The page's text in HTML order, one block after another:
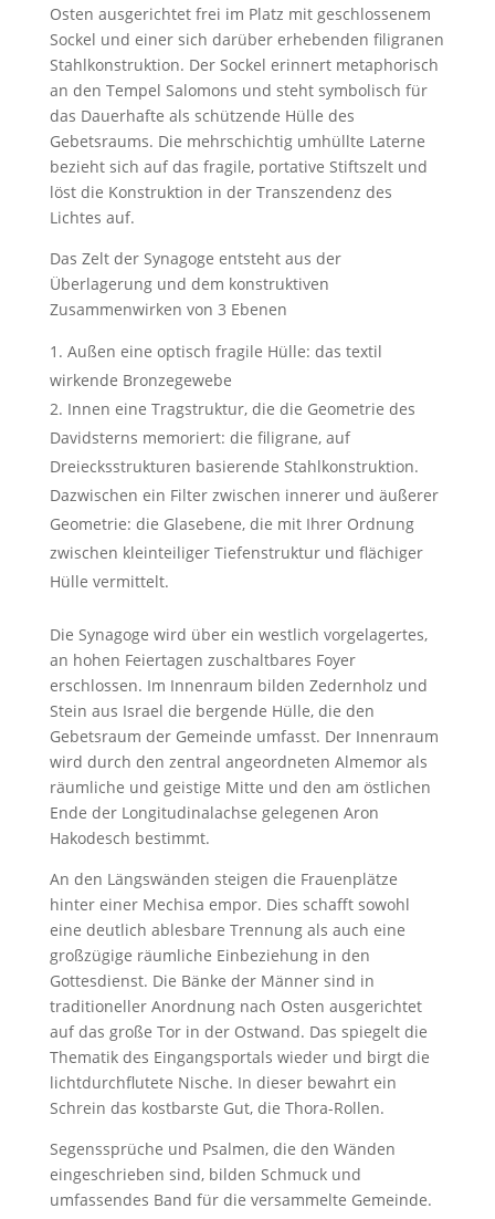
Osten ausgerichtet frei im Platz mit geschlossenem
Sockel und einer sich darüber erhebenden filigranen
Stahlkonstruktion. Der Sockel erinnert metaphorisch
an den Tempel Salomons und steht symbolisch für
das Dauerhafte als schützende Hülle des
Gebetsraums. Die mehrschichtig umhüllte Laterne
bezieht sich auf das fragile, portative Stiftszelt und
löst die Konstruktion in der Transzendenz des
Lichtes auf.
Das Zelt der Synagoge entsteht aus der
Überlagerung und dem konstruktiven
Zusammenwirken von 3 Ebenen
Außen eine optisch fragile Hülle: das textil
wirkende Bronzegewebe
Innen eine Tragstruktur, die die Geometrie des
Davidsterns memoriert: die filigrane, auf
Dreiecksstrukturen basierende Stahlkonstruktion.
Dazwischen ein Filter zwischen innerer und äußerer
Geometrie: die Glasebene, die mit Ihrer Ordnung
zwischen kleinteiliger Tiefenstruktur und flächiger
Hülle vermittelt.
Die Synagoge wird über ein westlich vorgelagertes,
an hohen Feiertagen zuschaltbares Foyer
erschlossen. Im Innenraum bilden Zedernholz und
Stein aus Israel die bergende Hülle, die den
Gebetsraum der Gemeinde umfasst. Der Innenraum
wird durch den zentral angeordneten Almemor als
räumliche und geistige Mitte und den am östlichen
Ende der Longitudinalachse gelegenen Aron
Hakodesch bestimmt.
An den Längswänden steigen die Frauenplätze
hinter einer Mechisa empor. Dies schafft sowohl
eine deutlich ablesbare Trennung als auch eine
großzügige räumliche Einbeziehung in den
Gottesdienst. Die Bänke der Männer sind in
traditioneller Anordnung nach Osten ausgerichtet
auf das große Tor in der Ostwand. Das spiegelt die
Thematik des Eingangsportals wieder und birgt die
lichtdurchflutete Nische. In dieser bewahrt ein
Schrein das kostbarste Gut, die Thora-Rollen.
Segenssprüche und Psalmen, die den Wänden
eingeschrieben sind, bilden Schmuck und
umfassendes Band für die versammelte Gemeinde.